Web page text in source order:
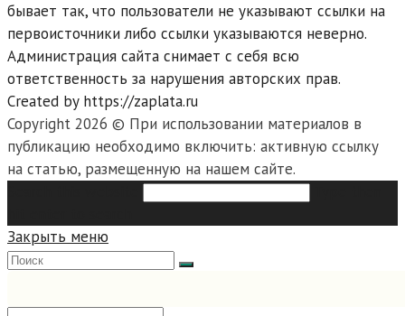
бывает так, что пользователи не указывают ссылки на
первоисточники либо ссылки указываются неверно.
Администрация сайта снимает с себя всю
ответственность за нарушения авторских прав.
Created by https://zaplata.ru
Copyright 2026 © При использовании материалов в
публикацию необходимо включить: активную ссылку
на статью, размещенную на нашем сайте.
Закрыть меню